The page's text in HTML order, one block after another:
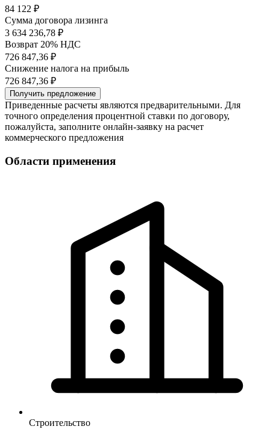
84 122 ₽
Сумма договора лизинга
3 634 236,78 ₽
Возврат 20% НДС
726 847,36 ₽
Снижение налога на прибыль
726 847,36 ₽
Получить предложение
Приведенные расчеты являются предварительными. Для
точного определения процентной ставки по договору,
пожалуйста, заполните онлайн-заявку на расчет
коммерческого предложения
Области применения
Строительство